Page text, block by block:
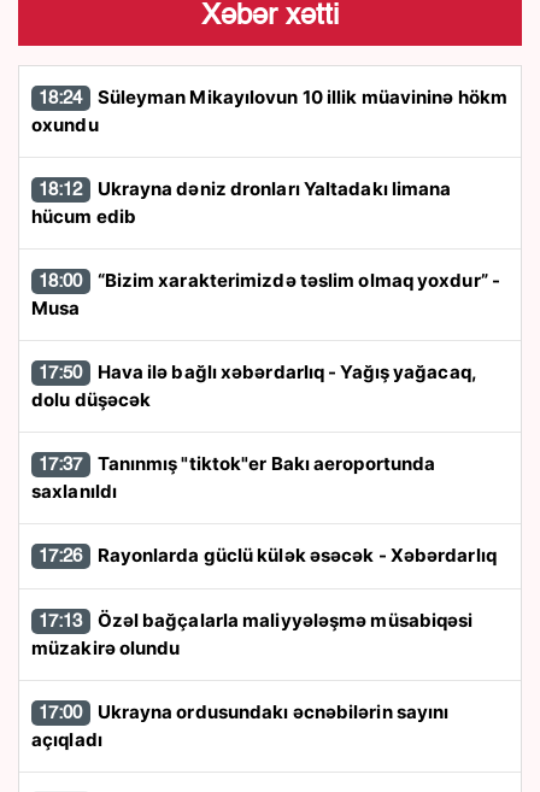
Xəbər xətti
18:24
oxundu
18:12
hücum edib
18:00
Musa
17:50
dolu düşəcək
17:37
saxlanıldı
17:26 Rayonlarda güclü külək əsəcək - Xəbərdarlıq
17:13
müzakirə olundu
17:00
açıqladı